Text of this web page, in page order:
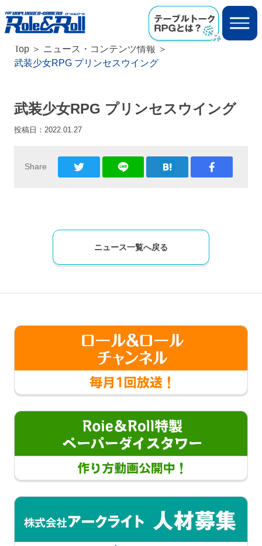
Top
ニュース・コンテンツ情報
武装少女RPG プリンセスウイング
武装少女RPG プリンセスウイング
投稿日： 2022.01.27
Share
ニュース一覧へ戻る